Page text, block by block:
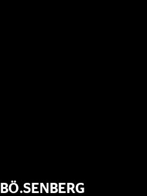
BÖ.SENBERG